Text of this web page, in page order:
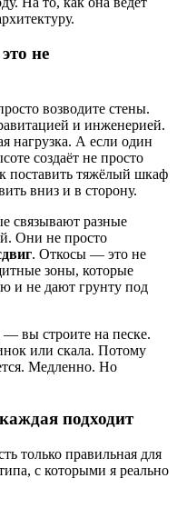
не
возводите стены.
и инженерией.
нагрузка. А если один
создаёт не просто
поставить тяжёлый шкаф
вниз и в сторону.
связывают разные
Они не просто
. Откосы — это не
зоны, которые
и не дают грунту под
вы строите на песке.
или скала. Потому
Медленно. Но
подходит
только правильная для
с которыми я реально